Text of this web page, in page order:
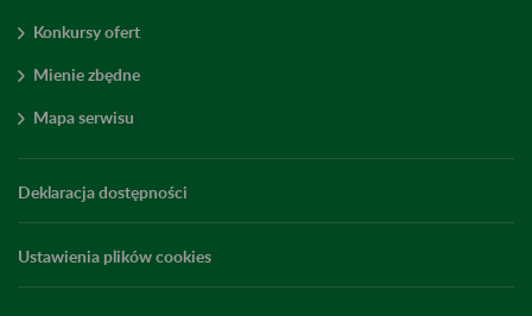
Konkursy ofert
Mienie zbędne
Mapa serwisu
Deklaracja dostępności
Ustawienia plików cookies